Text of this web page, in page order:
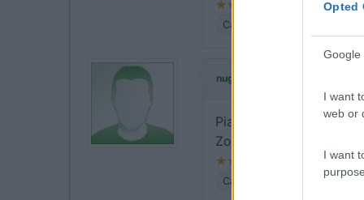
Opted
Google
I want
web or
I want
Caratteristiche
nugget
Piazzale grande, molto
Zona carico/scarico
Caratteristiche Posizione